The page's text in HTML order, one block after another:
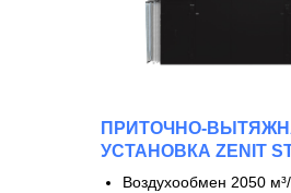
ПРИТОЧНО-
УСТАНОВКА ZENIT
2050 W
Воздухообмен 2050